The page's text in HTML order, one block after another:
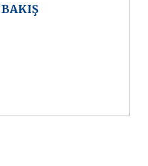
BAKIŞ